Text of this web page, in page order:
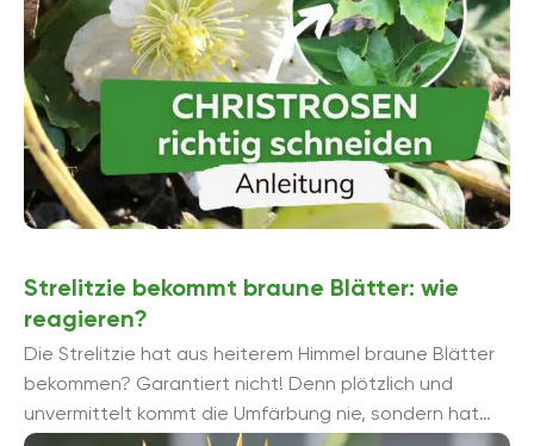
Strelitzie bekommt braune Blätter: wie
reagieren?
Die Strelitzie hat aus heiterem Himmel braune Blätter
bekommen? Garantiert nicht! Denn plötzlich und
unvermittelt kommt die Umfärbung nie, sondern hat